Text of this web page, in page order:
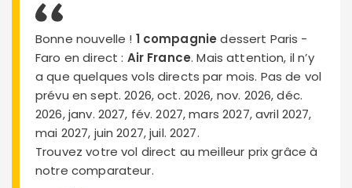
Bonne nouvelle ! 1 compagnie dessert Paris -
Faro en direct : Air France. Mais attention, il n’y
a que quelques vols directs par mois. Pas de vol
prévu en sept. 2026, oct. 2026, nov. 2026, déc.
2026, janv. 2027, fév. 2027, mars 2027, avril 2027,
mai 2027, juin 2027, juil. 2027.
Trouvez votre vol direct au meilleur prix grâce à
notre comparateur.